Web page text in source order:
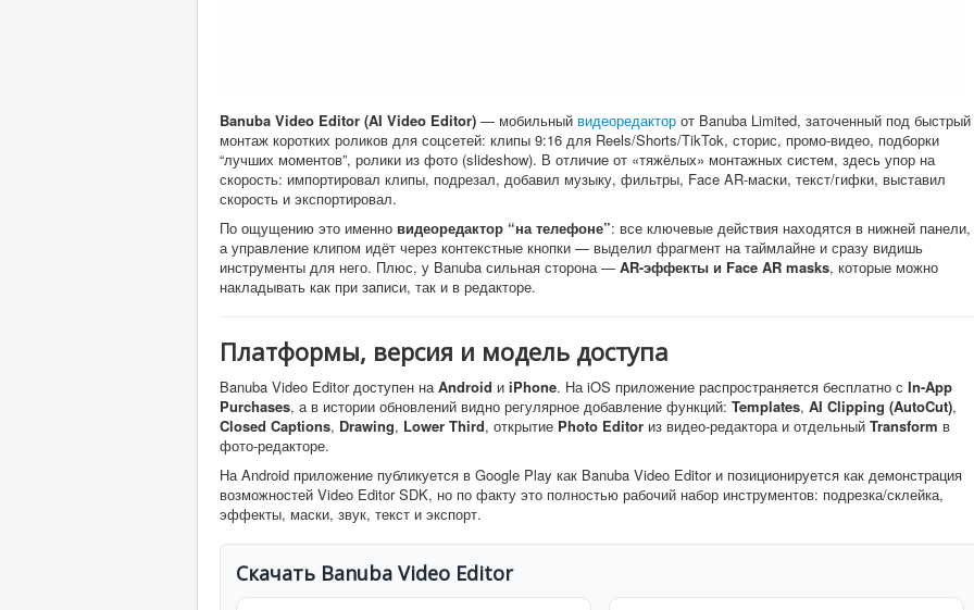
Banuba Video Editor (AI Video Editor) — мобильный видеоредактор от Banuba Limited, заточенный под быстрый
монтаж коротких роликов для соцсетей: клипы 9:16 для Reels/Shorts/TikTok, сторис, промо-видео, подборки
“лучших моментов”, ролики из фото (slideshow). В отличие от «тяжёлых» монтажных систем, здесь упор на
скорость: импортировал клипы, подрезал, добавил музыку, фильтры, Face AR-маски, текст/гифки, выставил
скорость и экспортировал.
По ощущению это именно видеоредактор “на телефоне”: все ключевые действия находятся в нижней панели,
а управление клипом идёт через контекстные кнопки — выделил фрагмент на таймлайне и сразу видишь
инструменты для него. Плюс, у Banuba сильная сторона — AR-эффекты и Face AR masks, которые можно
накладывать как при записи, так и в редакторе.
Платформы, версия и модель доступа
Banuba Video Editor доступен наAndroid и iPhone. На iOS приложение распространяется бесплатно с In-App
Purchases, а в истории обновлений видно регулярное добавление функций: Templates, AI Clipping (AutoCut),
Closed Captions, Drawing, Lower Third, открытие Photo Editor из видео-редактора и отдельный Transform в
фото-редакторе.
На Android приложение публикуется в Google Play как Banuba Video Editor и позиционируется как демонстрация
возможностей Video Editor SDK, но по факту это полностью рабочий набор инструментов: подрезка/склейка,
эффекты, маски, звук, текст и экспорт.
Скачать Banuba Video Editor